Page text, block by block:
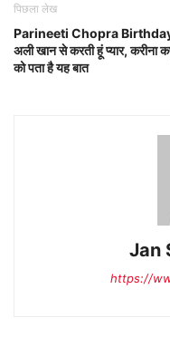
पिछला लेख
Parineeti Chopra
अली खान से करती हूं प्यार, करीना
को पता है यह बात
Jan
https://